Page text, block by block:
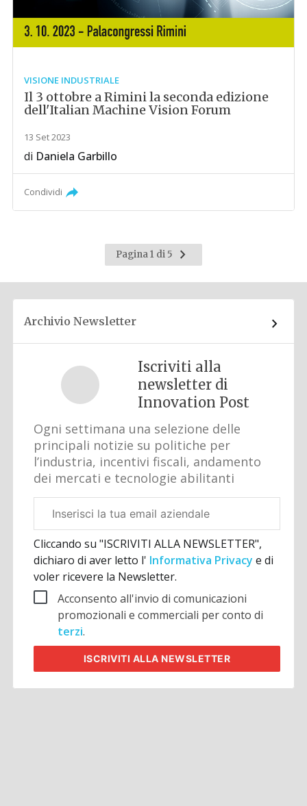
VISIONE INDUSTRIALE
Il 3 ottobre a Rimini la seconda edizione
dell'Italian Machine Vision Forum
13 Set 2023
di Daniela Garbillo
Condividi
Pagina 1 di 5
Pagina
successiva
Archivio Newsletter
Iscriviti alla
newsletter di
Innovation Post
Ogni settimana una selezione delle
principali notizie su politiche per
l’industria, incentivi fiscali, andamento
dei mercati e tecnologie abilitanti
aziendale
Cliccando su "ISCRIVITI ALLA NEWSLETTER",
dichiaro di aver letto l' Informativa Privacye di
voler ricevere la Newsletter.
Acconsento all'invio di comunicazioni
promozionali e commerciali per conto di
terzi.
ISCRIVITI ALLA NEWSLETTER